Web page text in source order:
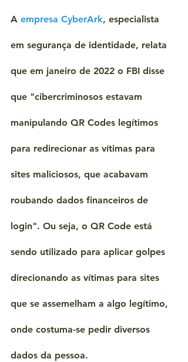
A empresa CyberArk, especialista
em segurança de identidade, relata
que em janeiro de 2022 o FBI disse
que "cibercriminosos estavam
manipulando QR Codes legítimos
para redirecionar as vítimas para
sites maliciosos, que acabavam
roubando dados financeiros de
login". Ou seja, o QR Code está
sendo utilizado para aplicar golpes
direcionando as vítimas para sites
que se assemelham a algo legítimo,
onde costuma-se pedir diversos
dados da pessoa.